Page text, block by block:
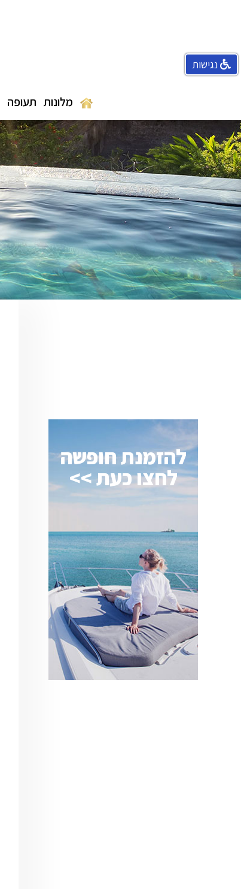
מלונות תעופה
להזמנת חופשה
לחצו כעת >>
נגישות